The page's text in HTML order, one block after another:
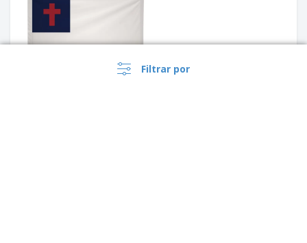
Filtrar por